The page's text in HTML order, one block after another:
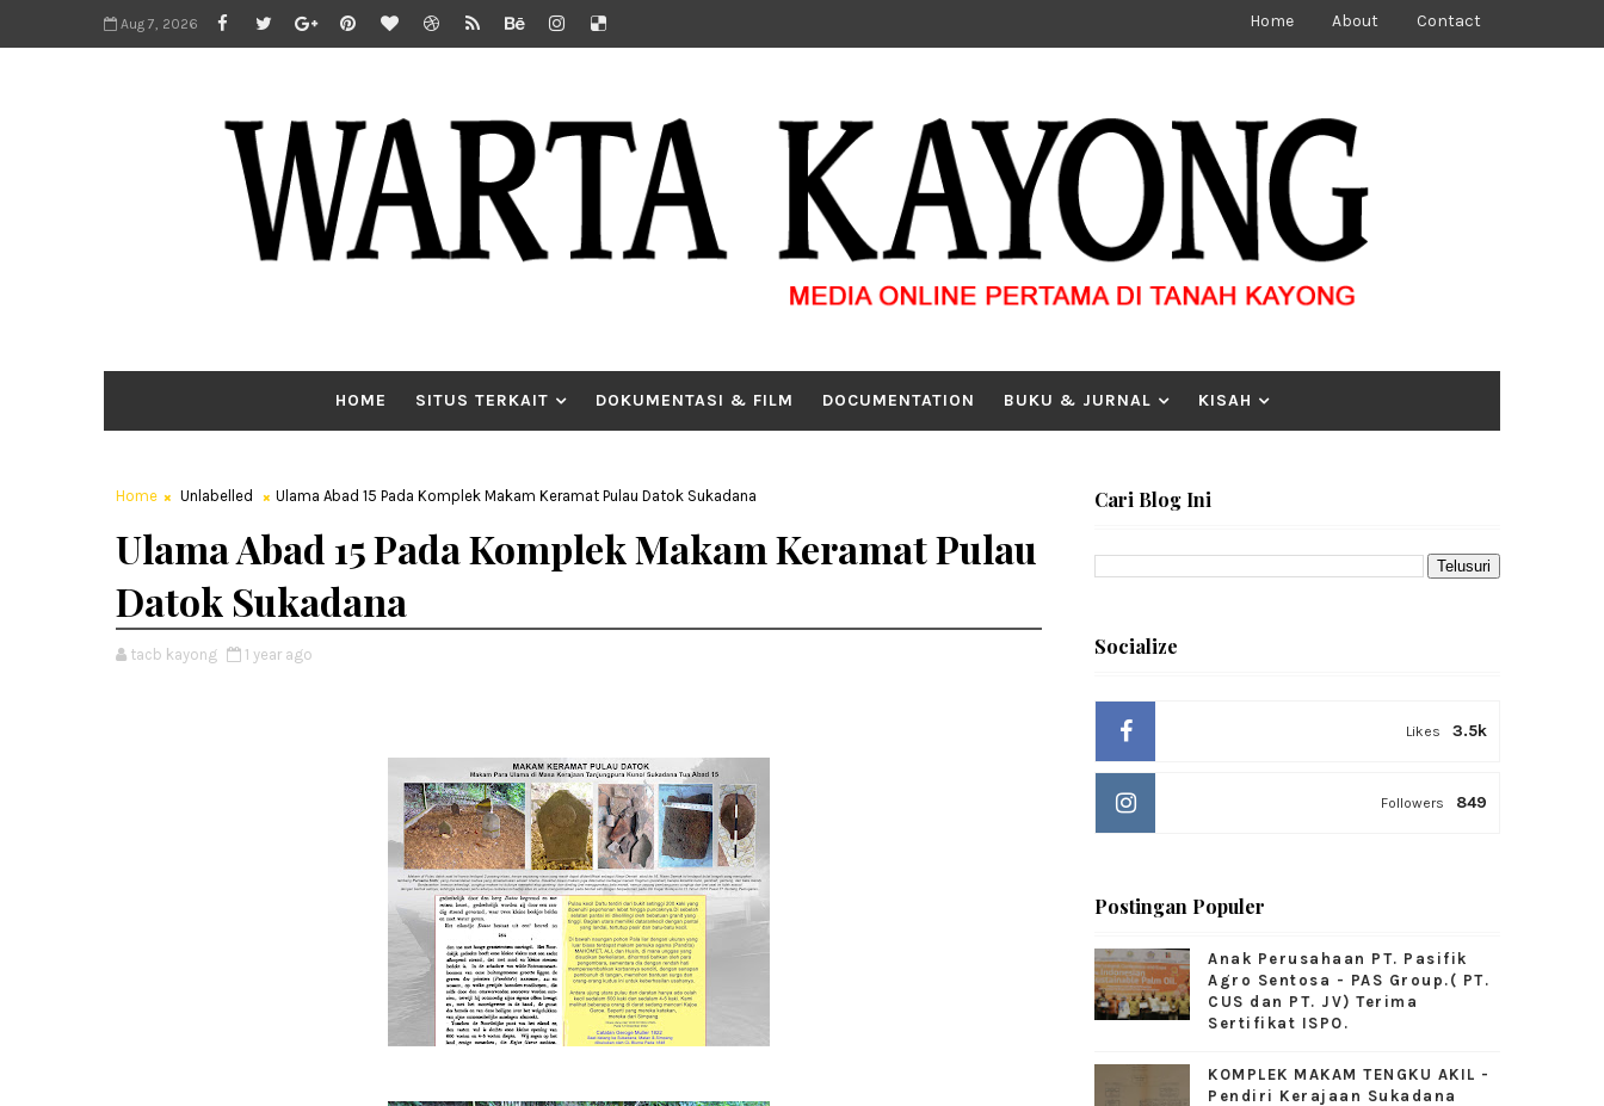
Aug 7, 2026 Home About Contact
HOME SITUS TERKAIT DOKUMENTASI & FILM DOCUMENTATION BUKU & JURNAL KISAH
Home Unlabelled Ulama Abad 15 Pada Komplek Makam Keramat Pulau Datok Sukadana
Ulama Abad 15 Pada Komplek Makam Keramat Pulau
Datok Sukadana
tacb kayong 1 year ago
Cari Blog Ini
Socialize
3.5k
Likes
849
Followers
Postingan Populer
Anak Perusahaan PT. Pasifik
Agro Sentosa - PAS Group.( PT.
CUS dan PT. JV) Terima
Sertifikat ISPO.
KOMPLEK MAKAM TENGKU AKIL -
Pendiri Kerajaan Sukadana